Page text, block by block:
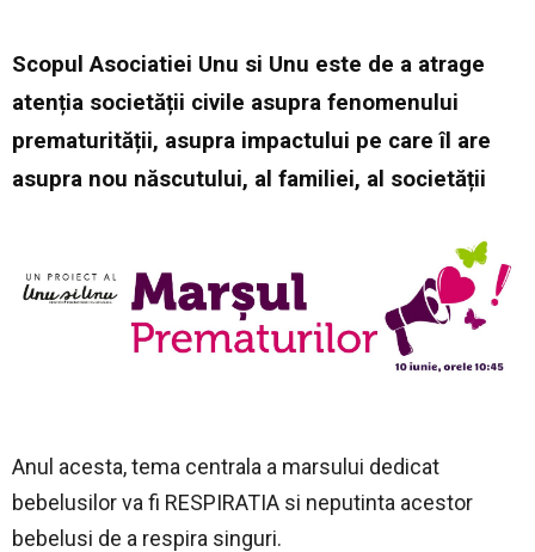
Scopul Asociatiei Unu si Unu este de a atrage
atenția societății civile asupra fenomenului
prematurității, asupra impactului pe care îl are
asupra nou născutului, al familiei, al societății
Anul acesta, tema centrala a marsului dedicat
bebelusilor va fi RESPIRATIA si neputinta acestor
bebelusi de a respira singuri.